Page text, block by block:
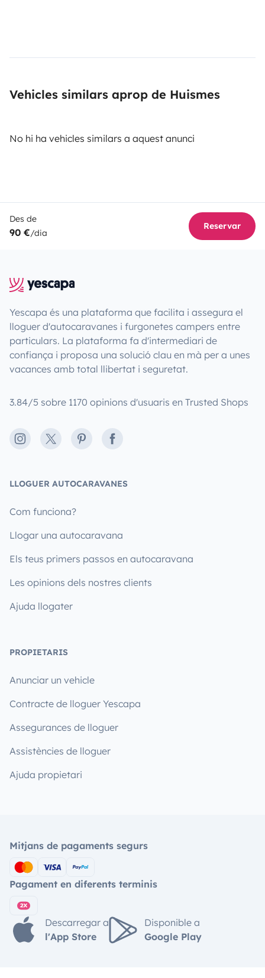
Vehicles similars aprop de Huismes
No hi ha vehicles similars a aquest anunci
Des de
90 €/dia
Reservar
Yescapa és una plataforma que facilita i assegura el
lloguer d'autocaravanes i furgonetes campers entre
particulars. La plataforma fa d'intermediari de
confiança i proposa una solució clau en mà per a unes
vacances amb total llibertat i seguretat.
3.84/5 sobre 1170 opinions d'usuaris en Trusted Shops
Instagram
X PinterestFacebook
LLOGUER AUTOCARAVANES
Com funciona?
Llogar una autocaravana
Els teus primers passos en autocaravana
Les opinions dels nostres clients
Ajuda llogater
PROPIETARIS
Anunciar un vehicle
Contracte de lloguer Yescapa
Assegurances de lloguer
Assistències de lloguer
Ajuda propietari
Mitjans de pagaments segurs
Pagament en diferents terminis
Descarregar a
l'App Store
Disponible a
Google Play